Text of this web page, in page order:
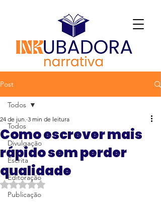
Post
Todos
Divulgação
Escrita
Editoração
Publicação
Todos
Como escrever mais
rápido sem perder
qualidade
24 de jun. 3 min de leitura
Avaliado com NaN de 5 estrelas.